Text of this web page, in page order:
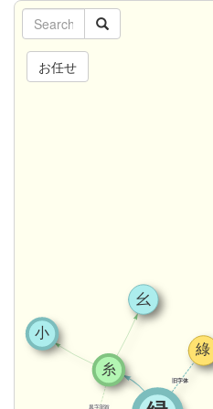
お任せ